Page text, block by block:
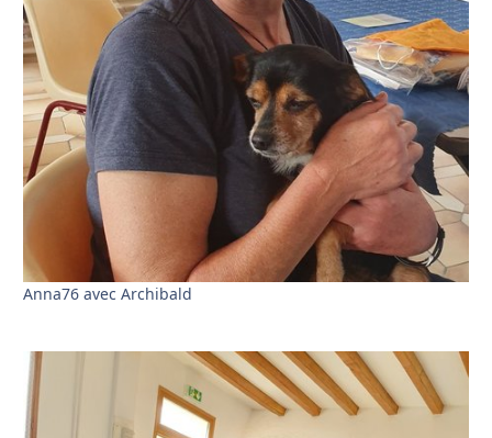
Anna76 avec Archibald